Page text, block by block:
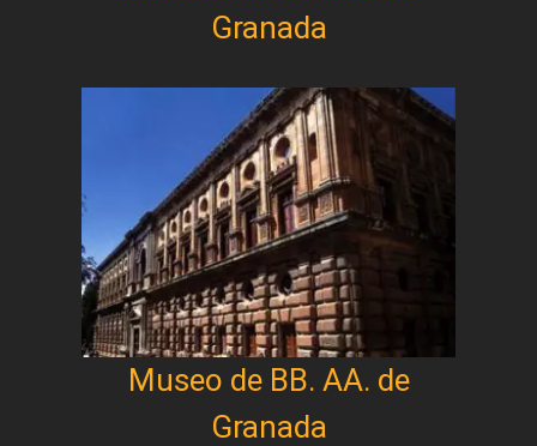
Granada
Museo de BB. AA. de
Granada